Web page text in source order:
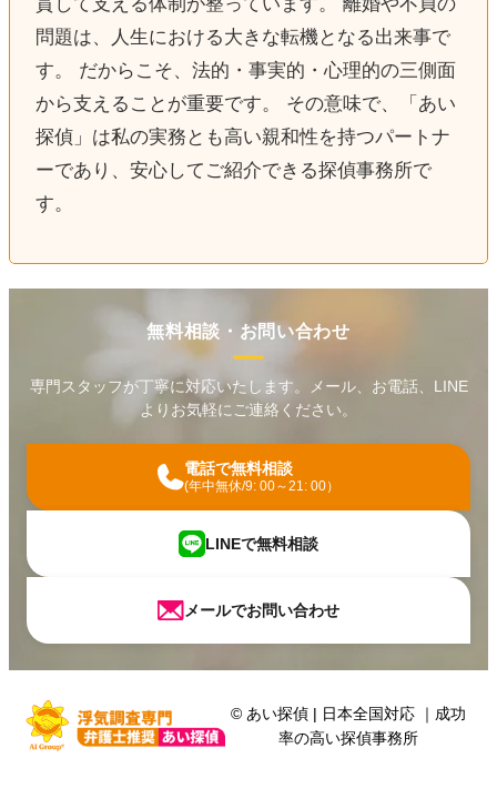
問題は、人生における大きな転機となる出来事で
す。 だからこそ、法的・事実的・心理的の三側面
から支えることが重要です。 その意味で、「あい
探偵」は私の実務とも高い親和性を持つパートナ
ーであり、安心してご紹介できる探偵事務所で
す。
無料相談・お問い合わせ
専門スタッフが丁寧に対応いたします。メール、お電話、LINE
よりお気軽にご連絡ください。
電話で無料相談
(年中無休/9: 00～21: 00）
LINEで無料相談
メールでお問い合わせ
© あい探偵 | 日本全国対応 ｜ 成功
率の高い探偵事務所